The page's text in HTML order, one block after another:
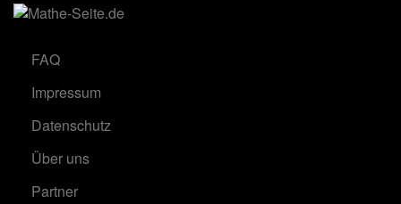
FAQ
Impressum
Datenschutz
Über uns
Partner